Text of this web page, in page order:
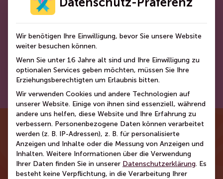
fortschreitendem Alter nicht auf. Deswegen
möchten wir Frauen jeden Alters sensibilisieren
Wir benötigen Ihre Einwilligung, bevor Sie unsere Website
weiter besuchen können.
Wenn Sie unter 16 Jahre alt sind und Ihre Einwilligung zu
optionalen Services geben möchten, müssen Sie Ihre
Erziehungsberechtigten um Erlaubnis bitten.
Wir verwenden Cookies und andere Technologien auf
unserer Website. Einige von ihnen sind essenziell, während
andere uns helfen, diese Website und Ihre Erfahrung zu
verbessern. Personenbezogene Daten können verarbeitet
werden (z. B. IP-Adressen), z. B. für personalisierte
Anzeigen und Inhalte oder die Messung von Anzeigen und
Inhalten. Weitere Informationen über die Verwendung
Ihrer Daten finden Sie in unserer Datenschutzerklärung. Es
besteht keine Verpflichtung, in die Verarbeitung Ihrer